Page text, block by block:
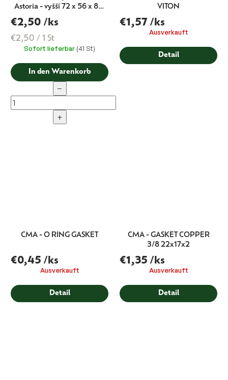
Astoria - vyšší 72 x 56 x 8,5
€2,50 /ks
Verkaufspreis:
€2,50 / 1 St
Sofort lieferbar (41 St)
In den Warenkorb
−
+
VITON
€1,57 /ks
Ausverkauft
Detail
CMA - O RING GASKET
€0,45 /ks
Ausverkauft
Detail
CMA - GASKET COPPER
3/8 22x17x2
€1,35 /ks
Ausverkauft
Detail